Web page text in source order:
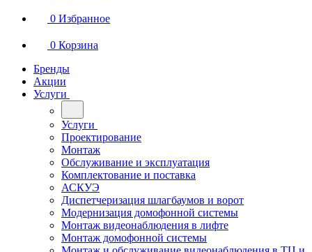
0 Избранное
0 Корзина
Бренды
Акции
Услуги
Услуги
Проектирование
Монтаж
Обслуживание и эксплуатация
Комплектование и поставка
АСКУЭ
Диспетчеризация шлагбаумов и ворот
Модернизация домофонной системы
Монтаж видеонаблюдения в лифте
Монтаж домофонной системы